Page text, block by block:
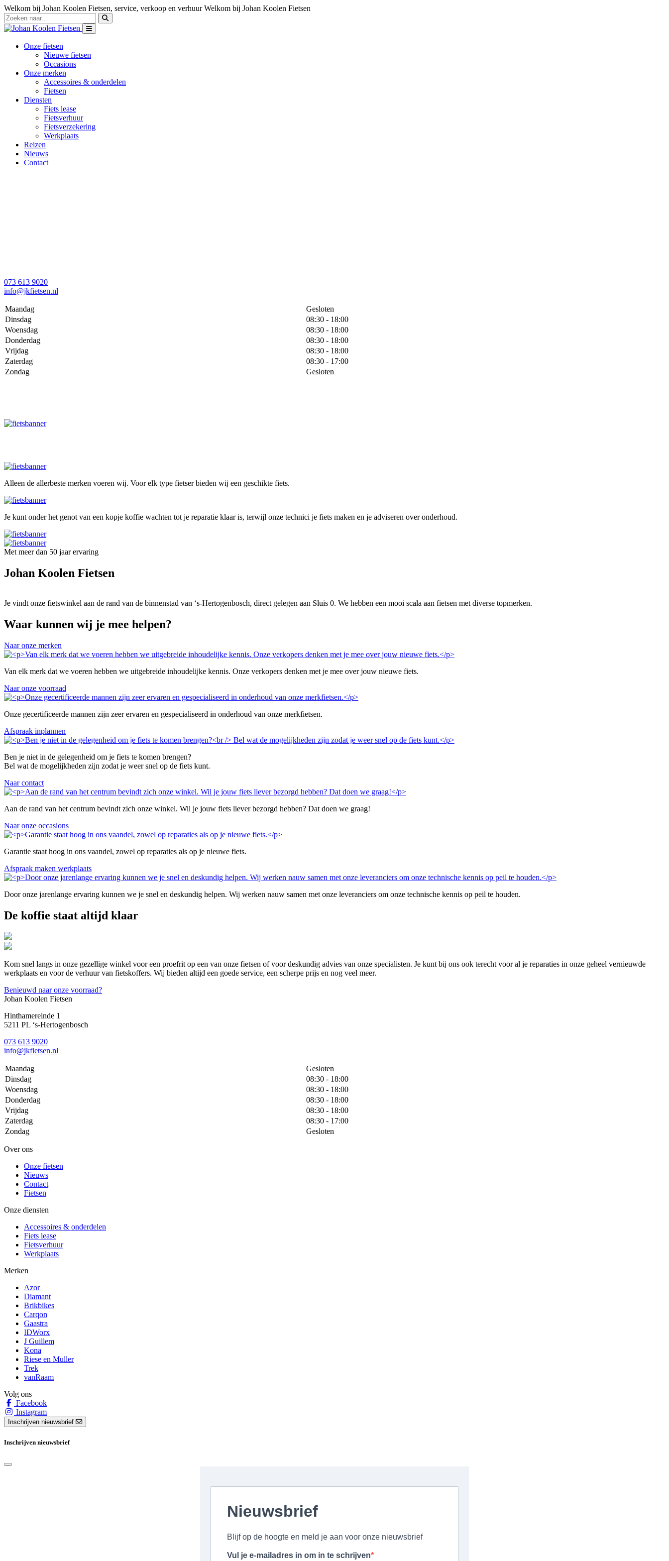
Welkom bij Johan Koolen Fietsen, service, verkoop en verhuurWelkom bij Johan Koolen Fietsen
Onze fietsen
Nieuwe fietsen
Occasions
Onze merken
Accessoires & onderdelen
Fietsen
Diensten
Fiets lease
Fietsverhuur
Fietsverzekering
Werkplaats
Reizen
Nieuws
Contact
073 613 9020
info@jkfietsen.nl
Maandag
Gesloten
Dinsdag
08:30 - 18:00
Woensdag
08:30 - 18:00
Donderdag
08:30 - 18:00
Vrijdag
08:30 - 18:00
Zaterdag
08:30 - 17:00
Zondag
Gesloten
Alleen de allerbeste merken voeren wij. Voor elk type fietser bieden wij een geschikte fiets.
Je kunt onder het genot van een kopje koffie wachten tot je reparatie klaar is, terwijl onze technici je fiets maken en je adviseren over onderhoud.
Met meer dan 50 jaar ervaring
Johan Koolen Fietsen
Je vindt onze fietswinkel aan de rand van de binnenstad van ‘s-Hertogenbosch, direct gelegen aan Sluis 0. We hebben een mooi scala aan fietsen met diverse topmerken.
Waar kunnen wij je mee helpen?
Naar onze merken
Van elk merk dat we voeren hebben we uitgebreide inhoudelijke kennis. Onze verkopers denken met je mee over jouw nieuwe fiets.
Naar onze voorraad
Onze gecertificeerde mannen zijn zeer ervaren en gespecialiseerd in onderhoud van onze merkfietsen.
Afspraak inplannen
Ben je niet in de gelegenheid om je fiets te komen brengen?
Bel wat de mogelijkheden zijn zodat je weer snel op de fiets kunt.
Naar contact
Aan de rand van het centrum bevindt zich onze winkel. Wil je jouw fiets liever bezorgd hebben? Dat doen we graag!
Naar onze occasions
Garantie staat hoog in ons vaandel, zowel op reparaties als op je nieuwe fiets.
Afspraak maken werkplaats
Door onze jarenlange ervaring kunnen we je snel en deskundig helpen. Wij werken nauw samen met onze leveranciers om onze technische kennis op peil te houden.
De koffie staat altijd klaar
Kom snel langs in onze gezellige winkel voor een proefrit op een van onze fietsen of voor deskundig advies van onze specialisten. Je kunt bij ons ook terecht voor al je reparaties in onze geheel vernieuwde
werkplaats en voor de verhuur van fietskoffers. Wij bieden altijd een goede service, een scherpe prijs en nog veel meer.
Benieuwd naar onze voorraad?
Johan Koolen Fietsen
Hinthamereinde 1
5211 PL ‘s-Hertogenbosch
073 613 9020
info@jkfietsen.nl
Maandag
Gesloten
Dinsdag
08:30 - 18:00
Woensdag
08:30 - 18:00
Donderdag
08:30 - 18:00
Vrijdag
08:30 - 18:00
Zaterdag
08:30 - 17:00
Zondag
Gesloten
Over ons
Onze fietsen
Nieuws
Contact
Fietsen
Onze diensten
Accessoires & onderdelen
Fiets lease
Fietsverhuur
Werkplaats
Merken
Azor
Diamant
Brikbikes
Carqon
Gaastra
IDWorx
J Guillem
Kona
Riese en Muller
Trek
vanRaam
Volg ons
Facebook
Instagram
Inschrijven nieuwsbrief
Inschrijven nieuwsbrief